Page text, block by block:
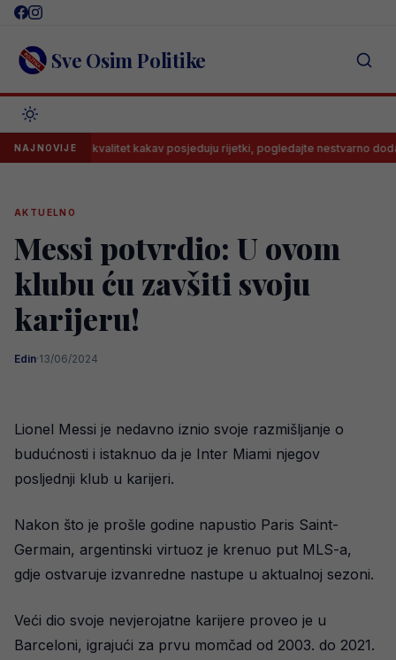
Skip
content Sve Osim Politike
NAJNOVIJE
ima kvalitet kakav posjeduju rijetki, pogledajte nestvarno dodavanje
AKTUELNO
Messi potvrdio: U ovom
klubu ću zavšiti svoju
karijeru!
Edin·13/06/2024
Lionel Messi je nedavno iznio svoje razmišljanje o
budućnosti i istaknuo da je Inter Miami njegov
posljednji klub u karijeri.
Nakon što je prošle godine napustio Paris Saint-
Germain, argentinski virtuoz je krenuo put MLS-a,
gdje ostvaruje izvanredne nastupe u aktualnoj sezoni.
Veći dio svoje nevjerojatne karijere proveo je u
Barceloni, igrajući za prvu momčad od 2003. do 2021.